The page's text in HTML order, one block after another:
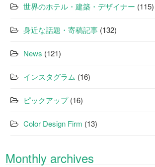
世界のホテル・建築・デザイナー (115)
身近な話題・寄稿記事 (132)
News (121)
インスタグラム (16)
ピックアップ(16)
Color Design Firm (13)
Monthly archives